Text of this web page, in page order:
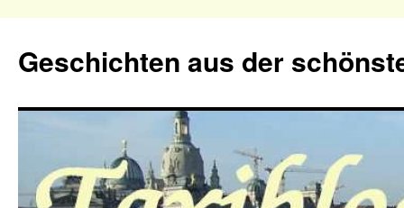
Geschichten aus der